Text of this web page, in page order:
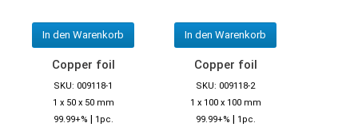
In den Warenkorb In den Warenkorb
Copper foil
SKU: 009118-1
1 x 50 x 50 mm
99.99+% | 1pc.
Copper foil
SKU: 009118-2
1 x 100 x 100 mm
99.99+% | 1pc.